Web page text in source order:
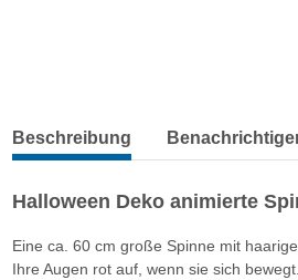
weitere Registerkarten anzeigen
Beschreibung
Halloween Deko animierte
Eine ca. 60 cm große Spinne mit
Ihre Augen rot auf, wenn sie sich